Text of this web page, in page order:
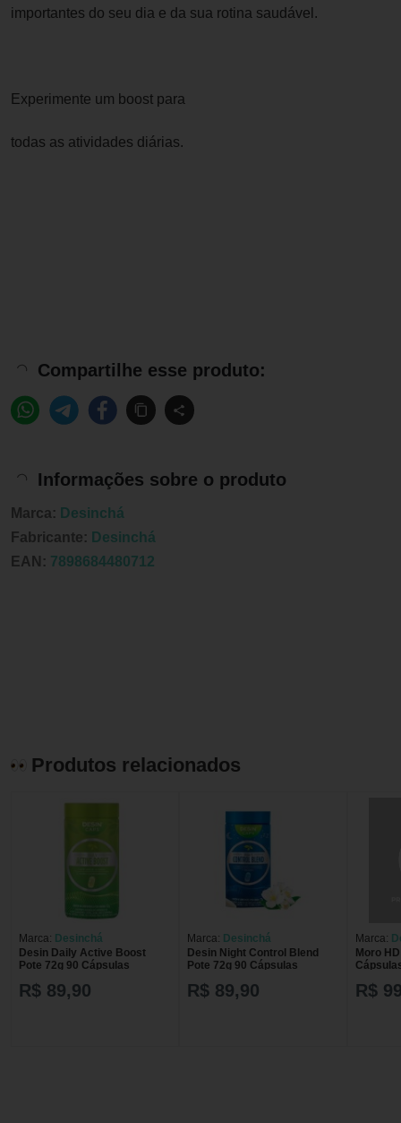
importantes do seu dia e da sua rotina saudável.
Experimente um boost para
todas as atividades diárias.
Compartilhe esse produto:
Informações sobre o produto
Marca: Desinchá
Fabricante: Desinchá
EAN: 7898684480712
Produtos relacionados
Marca: Desinchá
Desin Daily Active Boost
Pote 72g 90 Cápsulas
R$ 89,90
Marca: Desinchá
Desin Night Control Blend
Pote 72g 90 Cápsulas
R$ 89,90
Marca:
Moro
R$